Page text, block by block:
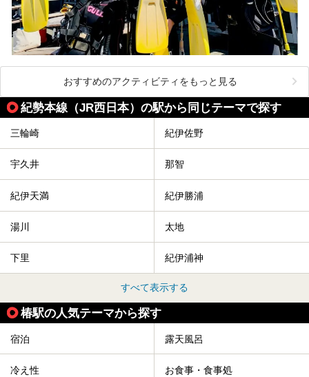
おすすめのアクティビティをもっと見る
紀勢本線（JR西日本）の駅から同じテーマで探す
三輪崎 紀伊佐野
宇久井 那智
紀伊天満 紀伊勝浦
湯川 太地
下里 紀伊浦神
すべて表示する
椿駅の人気テーマから探す
宿泊 露天風呂
冷え性 お食事・食事処